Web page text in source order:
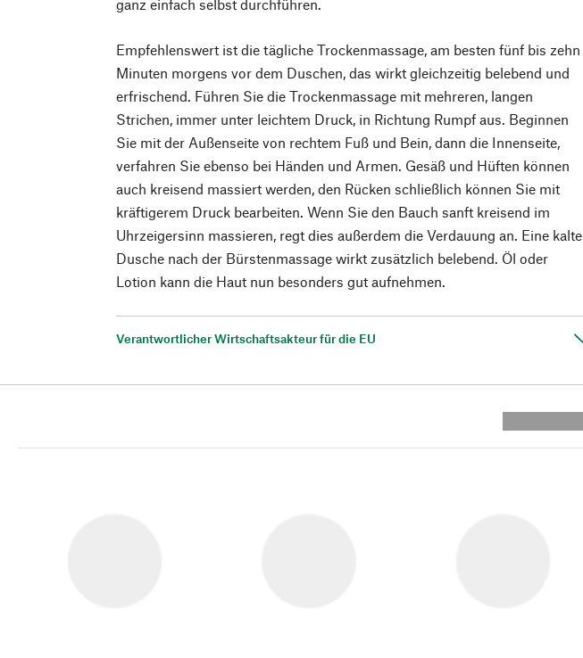
ganz einfach selbst durchführen.
Empfehlenswert ist die tägliche Trockenmassage, am besten fünf bis zehn
Minuten morgens vor dem Duschen, das wirkt gleichzeitig belebend und
erfrischend. Führen Sie die Trockenmassage mit mehreren, langen
Strichen, immer unter leichtem Druck, in Richtung Rumpf aus. Beginnen
Sie mit der Außenseite von rechtem Fuß und Bein, dann die Innenseite,
verfahren Sie ebenso bei Händen und Armen. Gesäß und Hüften können
auch kreisend massiert werden, den Rücken schließlich können Sie mit
kräftigerem Druck bearbeiten. Wenn Sie den Bauch sanft kreisend im
Uhrzeigersinn massieren, regt dies außerdem die Verdauung an. Eine kalte
Dusche nach der Bürstenmassage wirkt zusätzlich belebend. Öl oder
Lotion kann die Haut nun besonders gut aufnehmen.
Verantwortlicher Wirtschaftsakteur für die EU